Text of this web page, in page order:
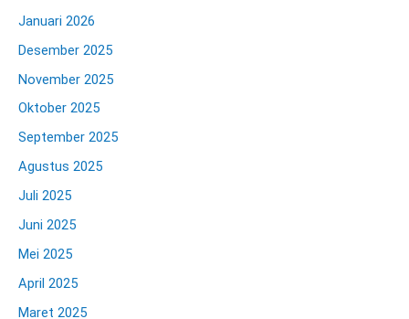
Januari 2026
Desember 2025
November 2025
Oktober 2025
September 2025
Agustus 2025
Juli 2025
Juni 2025
Mei 2025
April 2025
Maret 2025